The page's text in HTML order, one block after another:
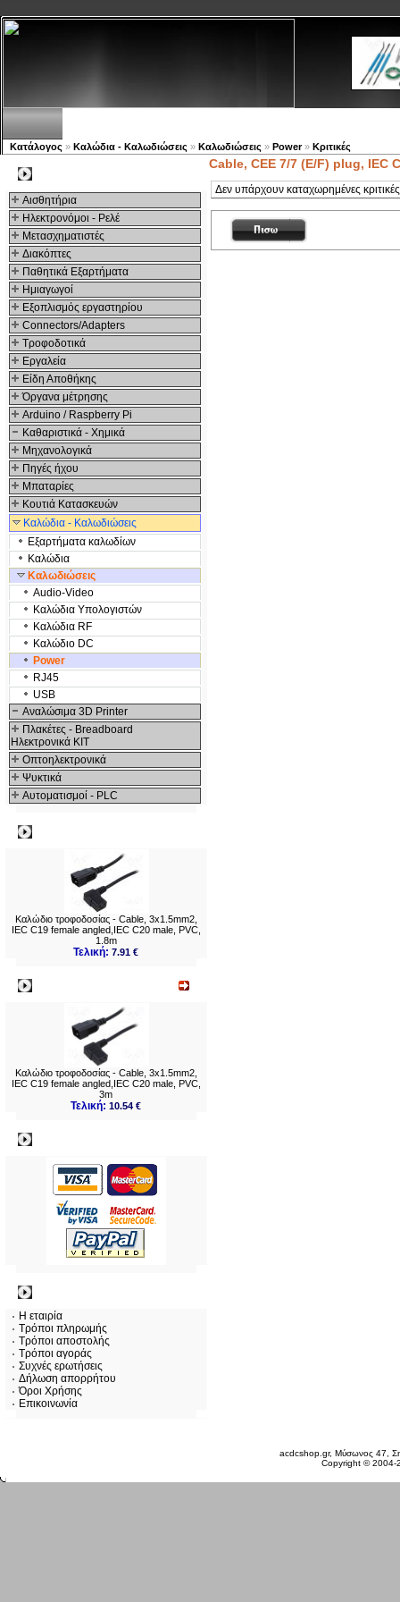
Κατάλογος » Καλώδια - Καλωδιώσεις » Καλωδιώσεις » Power» Κριτικές
Αισθητήρια
Ηλεκτρονόμοι - Ρελέ
Μετασχηματιστές
Διακόπτες
Παθητικά Εξαρτήματα
Hμιαγωγοί
Εξοπλισμός εργαστηρίου
Connectors/Adapters
Τροφοδοτικά
Εργαλεία
Είδη Αποθήκης
Όργανα μέτρησης
Arduino / Raspberry Pi
Καθαριστικά - Χημικά
Μηχανολογικά
Πηγές ήχου
Μπαταρίες
Κουτιά Κατασκευών
Καλώδια - Καλωδιώσεις
Εξαρτήματα καλωδίων
Καλώδια
Καλωδιώσεις
Audio-Video
Καλώδια Υπολογιστών
Καλώδια RF
Καλώδιο DC
Power
RJ45
USB
Αναλώσιμα 3D Printer
Πλακέτες - Breadboard
Ηλεκτρονικά ΚΙΤ
Οπτοηλεκτρονικά
Ψυκτικά
Αυτοματισμοί - PLC
Καλώδιο τροφοδοσίας - Cable, 3x1.5mm2,
IEC C19 female angled,IEC C20 male, PVC,
1.8m
Τελική:7.91 €
Καλώδιο τροφοδοσίας - Cable, 3x1.5mm2,
IEC C19 female angled,IEC C20 male, PVC,
3m
Τελική:10.54 €
Η εταιρία
Τρόποι πληρωμής
Τρόποι αποστολής
Τρόποι αγοράς
Συχνές ερωτήσεις
Δήλωση απορρήτου
Όροι Χρήσης
Επικοινωνία
Cable, CEE 7/7 (E/F) plug, IEC
Δεν υπάρχουν καταχωρημένες
acdcshop.gr, Μύσωνος 47,
Copyright ©